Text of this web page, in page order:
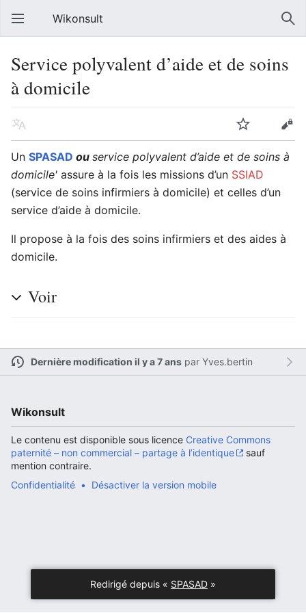
Ouvrir le menu principal
Wikonsult
Service polyvalent d’aide et de soins
à domicile
Lire
Un SPASAD ou service polyvalent d’aide et de soins à
domicile' assure à la fois les missions d’un SSIAD
(service de soins infirmiers à domicile) et celles d’un
service d’aide à domicile.
Il propose à la fois des soins infirmiers et des aides à
domicile.
Voir
Dernière modification il y a 7 anspar Yves.bertin
Wikonsult
Le contenu est disponible sous licence Creative Commons
paternité – non commercial – partage à l’identique
sauf
mention contraire.
Confidentialité
Désactiver la version mobile
Redirigé depuis « SPASAD»